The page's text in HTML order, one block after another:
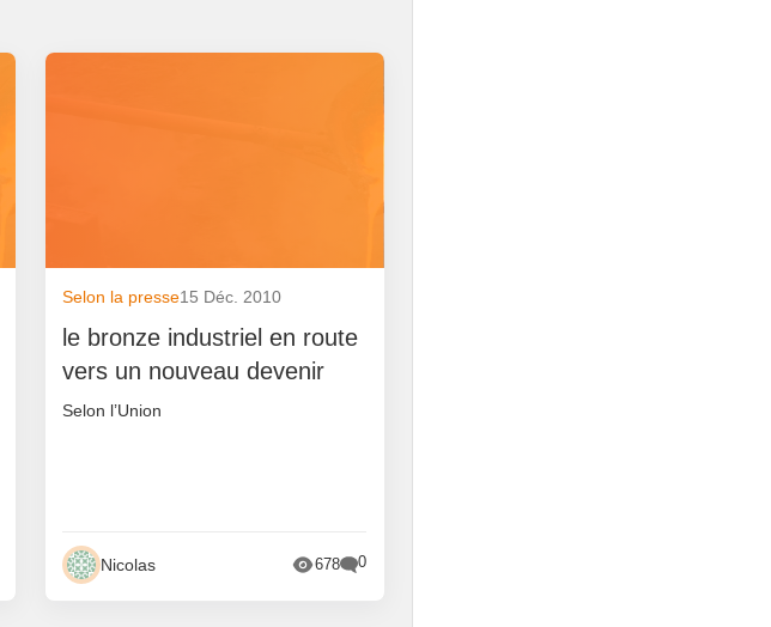
Selon la presse15 Déc. 2010
le bronze industriel en route
vers un nouveau devenir
Selon l’Union
Nicolas 678 0